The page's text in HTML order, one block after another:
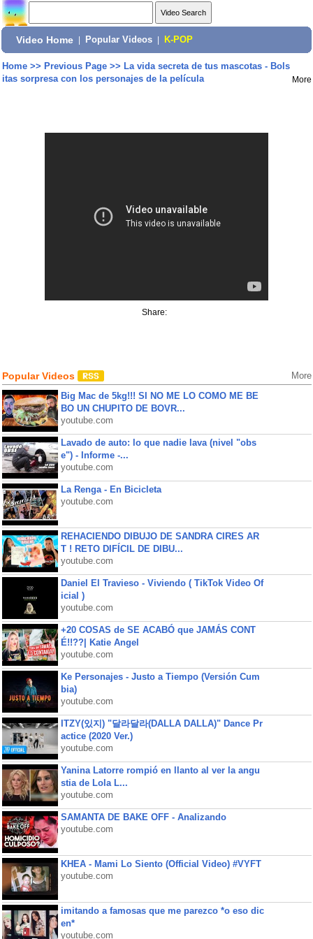
Video Home Popular Videos K-POP
Home>> Previous Page>> La vida secreta de tus mascotas - Bols
itas sorpresa con los personajes de la película
More
Share:
Popular Videos More
Big Mac de 5kg!!! SI NO ME LO COMO ME BE
BO UN CHUPITO DE BOVR...
youtube.com
Lavado de auto: lo que nadie lava (nivel "obs
e") - Informe -...
youtube.com
La Renga - En Bicicleta
youtube.com
REHACIENDO DIBUJO DE SANDRA CIRES AR
T ! RETO DIFÍCIL DE DIBU...
youtube.com
Daniel El Travieso - Viviendo ( TikTok Video Of
icial )
youtube.com
+20 COSAS de SE ACABÓ que JAMÁS CONT
É!!??| Katie Angel
youtube.com
Ke Personajes - Justo a Tiempo (Versión Cum
bia)
youtube.com
ITZY(있지) "달라달라(DALLA DALLA)" Dance Pr
actice (2020 Ver.)
youtube.com
Yanina Latorre rompió en llanto al ver la angu
stia de Lola L...
youtube.com
SAMANTA DE BAKE OFF - Analizando
youtube.com
KHEA - Mami Lo Siento (Official Video) #VYFT
youtube.com
imitando a famosas que me parezco *o eso dic
en*
youtube.com